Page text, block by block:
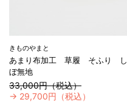
きものやまと
あまり布加工 草履 そふり し
ぼ無地
33,000円（税込）
→ 29,700円（税込）